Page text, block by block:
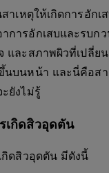
าเหตุให้เกิดการอักเ
การอักเสบและรบก
และสภาพผิวที่เปลี่ย
นบนหน้า และนี่คือสา
ยังไม่รู้
เกิดสิวอุดตัน
กิดสิวอุดตัน มีดังนี้